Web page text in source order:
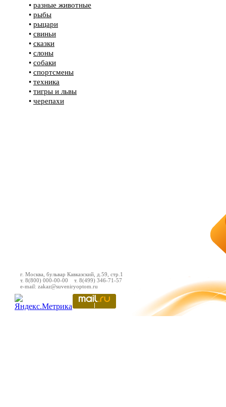
• разные животные
• рыбы
• рыцари
• свиньи
• сказки
• слоны
• собаки
• спортсмены
• техника
• тигры и львы
• черепахи
г. Москва, бульвар Кавказский, д.59, стр.1
т. 8(800) 000-00-00 т. 8(499) 346-71-57
e-mail: zakaz@suveniryoptom.ru